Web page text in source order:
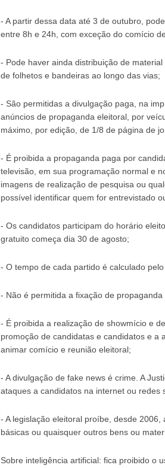
- A partir dessa data até 3 de outubro,
entre 8h e 24h, com exceção do comício
- Pode haver ainda distribuição de
de folhetos e bandeiras ao longo das vias;
- São permitidas a divulgação paga, na
anúncios de propaganda eleitoral, por
máximo, por edição, de 1/8 de página de
- É proibida a propaganda paga por
televisão, em sua programação normal e
imagens de realização de pesquisa ou
possível identificar quem for entrevistado
- Os candidatos participam do horário
gratuito começa dia 30 de agosto;
- O tempo de cada partido é calculado
- Não é permitida a fixação de
- É proibida a realização de showmício e
promoção de candidatas e candidatos e a
animar comício e reunião eleitoral;
- A divulgação de fake news é crime. A
ataques a candidatos na internet ou redes
- A legislação eleitoral proíbe, desde
básicas ou quaisquer outros bens ou
Sobre inteligência artificial: fica proibido o